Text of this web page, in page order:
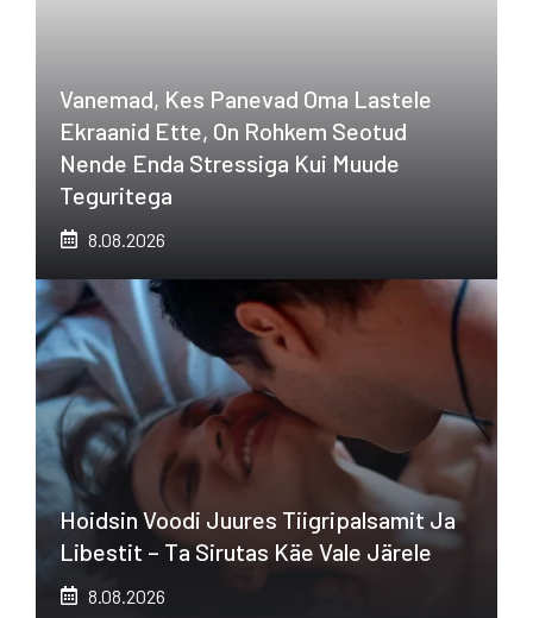
Vanemad, Kes Panevad Oma Lastele
Ekraanid Ette, On Rohkem Seotud
Nende Enda Stressiga Kui Muude
Teguritega
8.08.2026
Hoidsin Voodi Juures Tiigripalsamit Ja
Libestit – Ta Sirutas Käe Vale Järele
8.08.2026